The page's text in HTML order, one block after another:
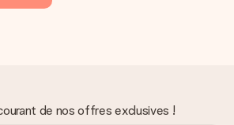
de nos offres exclusives !